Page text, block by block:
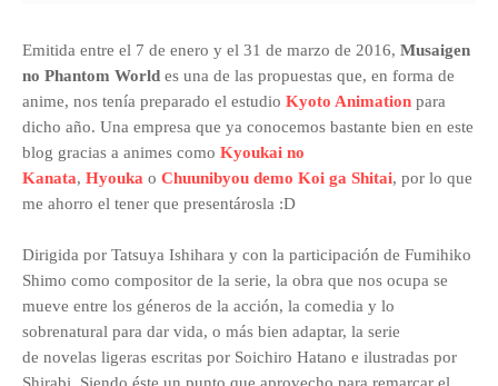
Emitida entre el 7 de enero y el 31 de marzo de 2016, Musaigen
no Phantom World es una de las propuestas que, en forma de
anime, nos tenía preparado el estudio Kyoto Animation para
dicho año. Una empresa que ya conocemos bastante bien en este
blog gracias a animes como Kyoukai no
Kanata, Hyouka o Chuunibyou demo Koi ga Shitai, por lo que
me ahorro el tener que presentárosla :D
Dirigida por Tatsuya Ishihara y con la participación de Fumihiko
Shimo como compositor de la serie, la obra que nos ocupa se
mueve entre los géneros de la acción, la comedia y lo
sobrenatural para dar vida, o más bien adaptar, la serie
de novelas ligeras escritas por Soichiro Hatano e ilustradas por